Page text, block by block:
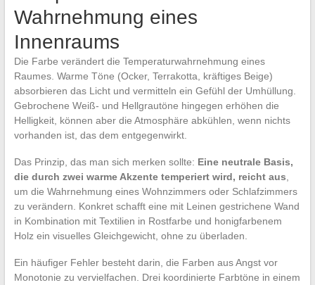
Wahrnehmung eines
Innenraums
Die Farbe verändert die Temperaturwahrnehmung eines
Raumes. Warme Töne (Ocker, Terrakotta, kräftiges Beige)
absorbieren das Licht und vermitteln ein Gefühl der Umhüllung.
Gebrochene Weiß- und Hellgrautöne hingegen erhöhen die
Helligkeit, können aber die Atmosphäre abkühlen, wenn nichts
vorhanden ist, das dem entgegenwirkt.
Das Prinzip, das man sich merken sollte: Eine neutrale Basis,
die durch zwei warme Akzente temperiert wird, reicht aus
um die Wahrnehmung eines Wohnzimmers oder Schlafzimmers
zu verändern. Konkret schafft eine mit Leinen gestrichene Wand
in Kombination mit Textilien in Rostfarbe und honigfarbenem
Holz ein visuelles Gleichgewicht, ohne zu überladen.
Ein häufiger Fehler besteht darin, die Farben aus Angst vor
Monotonie zu vervielfachen. Drei koordinierte Farbtöne in einem